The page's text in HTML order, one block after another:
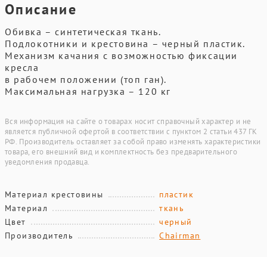
Описание
Обивка – синтетическая ткань.
Подлокотники и крестовина – черный пластик.
Механизм качания с возможностью фиксации
кресла
в рабочем положении (топ ган).
Максимальная нагрузка – 120 кг
Вся информация на сайте о товарах носит справочный характер и не
является публичной офертой в соответствии с пунктом 2 статьи 437 ГК
РФ. Производитель оставляет за собой право изменять характеристики
товара, его внешний вид и комплектность без предварительного
уведомления продавца.
Материал крестовины
пластик
Материал
ткань
Цвет
черный
Производитель
Chairman